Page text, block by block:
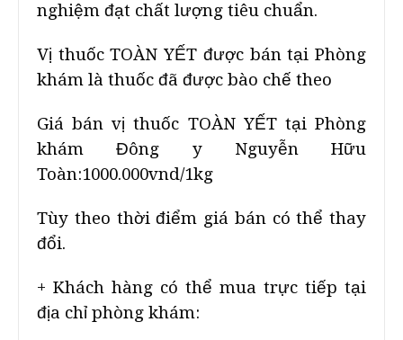
nghiệm đạt chất lượng tiêu chuẩn.
Vị thuốc TOÀN YẾT được bán tại Phòng
khám là thuốc đã được bào chế theo
Giá bán vị thuốc TOÀN YẾT tại Phòng
khám Đông y Nguyễn Hữu
Toàn:1000.000vnd/1kg
Tùy theo thời điểm giá bán có thể thay
đổi.
+ Khách hàng có thể mua trực tiếp tại
địa chỉ phòng khám: